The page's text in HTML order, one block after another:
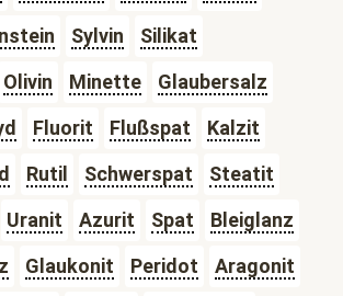
Sylvin
Silikat
Olivin Minette
Glaubersalz
Fluorit Flußspat
Kalzit
Rutil Schwerspat
Steatit
Uranit Azurit Spat
Bleiglanz
Glaukonit Peridot
Aragonit